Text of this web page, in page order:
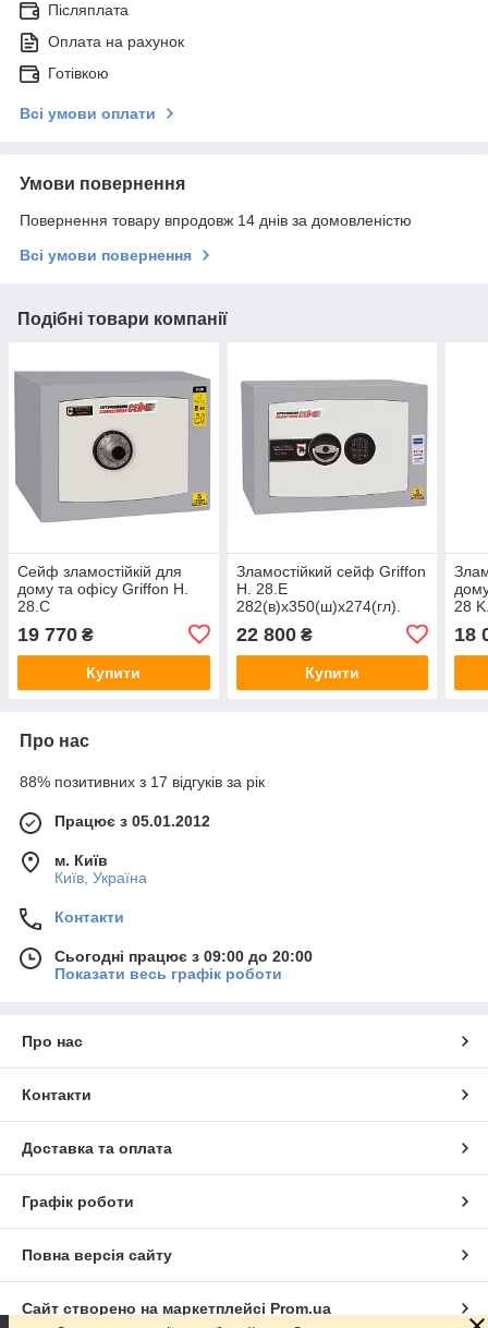
Післяплата
Оплата на рахунок
Готівкою
Всі умови оплати
Умови повернення
Повернення товару впродовж 14 днів за домовленістю
Всі умови повернення
Подібні товари компанії
Сейф зламостійкій для
дому та офісу Griffon H.
28.С
Механічний кодовий замок
19 770 ₴
Купити
Зламостійкий сейф Griffon
H. 28.Е
282(в)х350(ш)х274(гл).
22 800₴
Купити
28
18
Про нас
88% позитивних з 17 відгуків за рік
Працює з 05.01.2012
м. Київ
Київ, Україна
Контакти
Сьогодні працює з 09:00 до 20:00
Показати весь графік роботи
Про нас
Контакти
Доставка та оплата
Графік роботи
Повна версія сайту
Сайт створено на маркетплейсі Prom.ua